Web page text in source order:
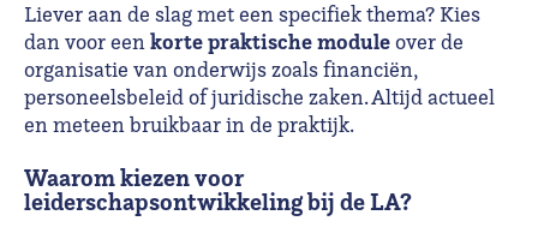
Liever aan de slag met een specifiek thema? Kies
dan voor eenkortepraktische moduleover de
organisatie van onderwijs zoals financiën,
personeelsbeleid of juridische zaken. Altijd actueel
en meteen bruikbaar in de praktijk.
Waarom kiezen voor
leiderschapsontwikkeling bij de LA?